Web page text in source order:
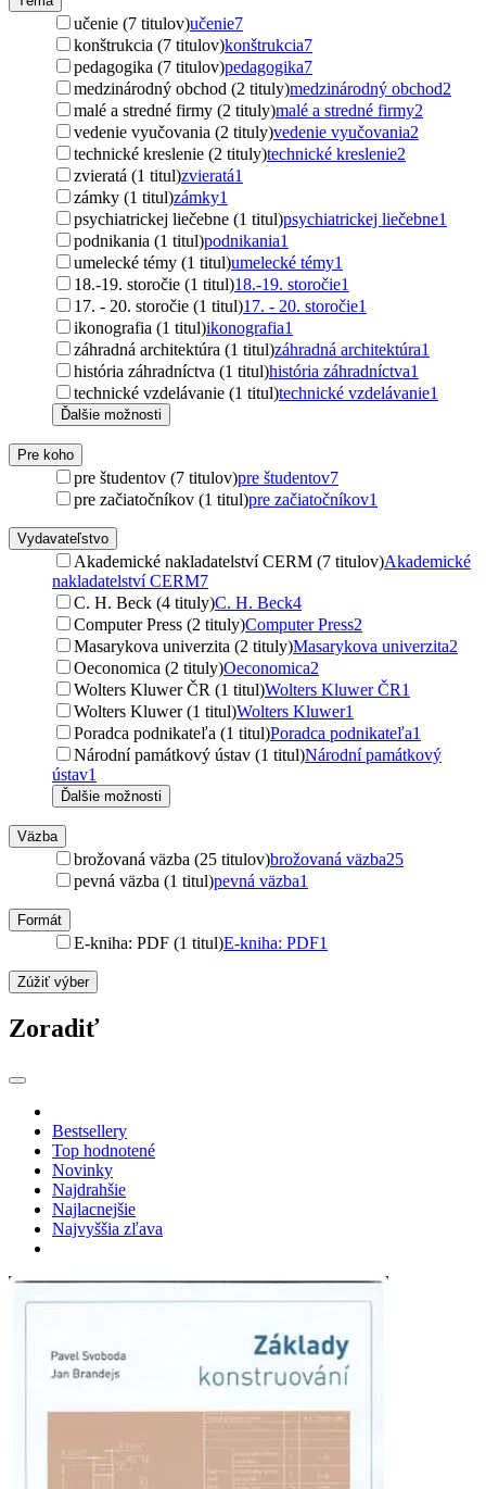
učenie (7 titulov)učenie7
konštrukcia (7 titulov)konštrukcia7
pedagogika (7 titulov)pedagogika7
medzinárodný obchod (2 tituly)medzinárodný obchod2
malé a stredné firmy (2 tituly)malé a stredné firmy2
vedenie vyučovania (2 tituly)vedenie vyučovania2
technické kreslenie (2 tituly)technické kreslenie2
zvieratá (1 titul)zvieratá1
zámky (1 titul)zámky1
psychiatrickej liečebne (1 titul)psychiatrickej liečebne1
podnikania (1 titul)podnikania1
umelecké témy (1 titul)umelecké témy1
18.-19. storočie (1 titul)18.-19. storočie1
17. - 20. storočie (1 titul)17. - 20. storočie1
ikonografia (1 titul)ikonografia1
záhradná architektúra (1 titul)záhradná architektúra1
história záhradníctva (1 titul)história záhradníctva1
technické vzdelávanie (1 titul)technické vzdelávanie1
Ďalšie možnosti
Pre koho
pre študentov (7 titulov)pre študentov7
pre začiatočníkov (1 titul)pre začiatočníkov1
Vydavateľstvo
Akademické nakladatelství CERM (7 titulov)Akademické
nakladatelství CERM7
C. H. Beck (4 tituly)C. H. Beck4
Computer Press (2 tituly)Computer Press2
Masarykova univerzita (2 tituly)Masarykova univerzita2
Oeconomica (2 tituly)Oeconomica2
Wolters Kluwer ČR (1 titul)Wolters Kluwer ČR1
Wolters Kluwer (1 titul)Wolters Kluwer1
Poradca podnikateľa (1 titul)Poradca podnikateľa1
Národní památkový ústav (1 titul)Národní památkový
ústav1
Ďalšie možnosti
Väzba
brožovaná väzba (25 titulov)brožovaná väzba25
pevná väzba (1 titul)pevná väzba1
Formát
E-kniha: PDF (1 titul)E-kniha: PDF1
Zúžiť výber
Zoradiť
Bestsellery
Top hodnotené
Novinky
Najdrahšie
Najlacnejšie
Najvyššia zľava